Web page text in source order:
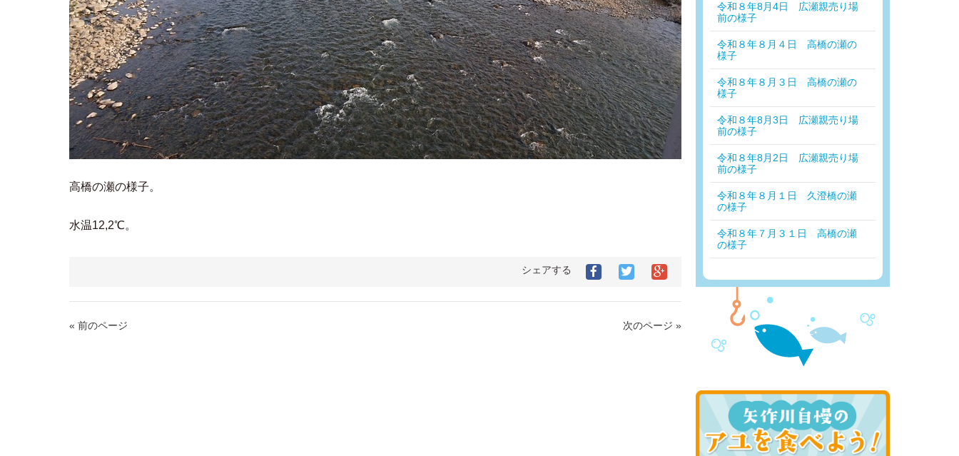
高橋の瀬の様子。
水温12,2℃。
シェアする
« 前のページ 次のページ »
令和８年8月4日 広瀬親売り場
前の様子
令和８年８月４日 高橋の瀬の
様子
令和８年８月３日 高橋の瀬の
様子
令和８年8月3日 広瀬親売り場
前の様子
令和８年8月2日 広瀬親売り場
前の様子
令和８年８月１日 久澄橋の瀬
の様子
令和８年７月３１日 高橋の瀬
の様子